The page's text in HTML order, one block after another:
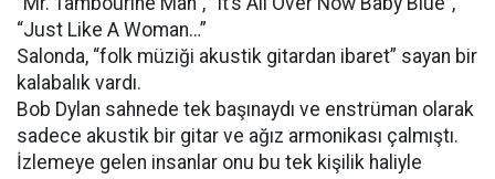
“Just Like A Woman…”
Salonda, “folk müziği akustik gitardan ibaret” sayan bir
kalabalık vardı.
Bob Dylan sahnede tek başınaydı ve enstrüman olarak
sadece akustik bir gitar ve ağız armonikası çalmıştı.
İzlemeye gelen insanlar onu bu tek kişilik haliyle